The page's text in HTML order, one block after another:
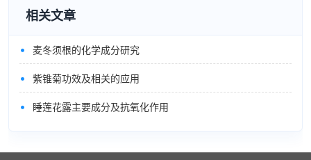
相关文章
• 麦冬须根的化学成分研究
• 紫锥菊功效及相关的应用
• 睡莲花露主要成分及抗氧化作用